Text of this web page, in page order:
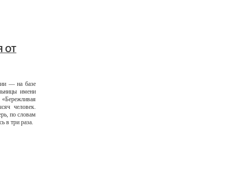
ОТ
— на базе
имени
человек.
по словам
в три раза.